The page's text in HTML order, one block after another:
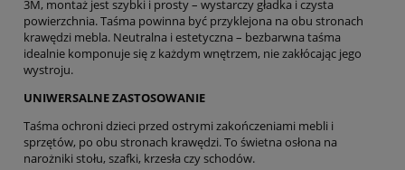
3M, montaż jest szybki i prosty – wystarczy gładka i czysta
powierzchnia. Taśma powinna być przyklejona na obu stronach
krawędzi mebla. Neutralna i estetyczna – bezbarwna taśma
idealnie komponuje się z każdym wnętrzem, nie zakłócając jego
wystroju.
UNIWERSALNE ZASTOSOWANIE
Taśma ochroni dzieci przed ostrymi zakończeniami mebli i
sprzętów, po obu stronach krawędzi. To świetna osłona na
narożniki stołu, szafki, krzesła czy schodów.